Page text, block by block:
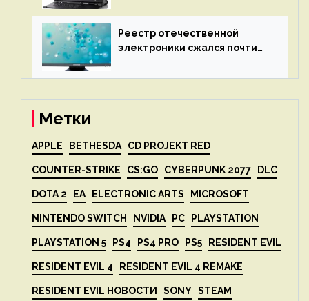
до 3 Тбайт DDR5 и шесть
дисплеев
Реестр отечественной
электроники сжался почти
Метки
APPLE BETHESDA CD PROJEKT RED
COUNTER-STRIKE CS:GO CYBERPUNK 2077 DLC
DOTA 2 EA ELECTRONIC ARTS MICROSOFT
NINTENDO SWITCH NVIDIA PC PLAYSTATION
PLAYSTATION 5 PS4 PS4 PRO PS5 RESIDENT EVIL
RESIDENT EVIL 4 RESIDENT EVIL 4 REMAKE
RESIDENT EVIL НОВОСТИ SONY STEAM